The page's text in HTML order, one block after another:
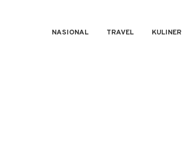
NASIONAL TRAVEL KULINER